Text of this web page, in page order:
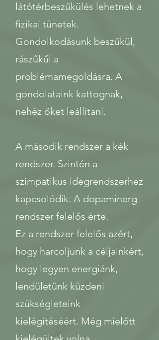
látótérbeszűkülés lehetnek a
fizikai tünetek.
Gondolkodásunk beszűkül,
rászűkűl a
problémamegoldásra. A
gondolataink kattognak,
nehéz őket leállítani.
A második rendszer a kék
rendszer. Szintén a
szimpatikus idegrendszerhez
kapcsolódik. A dopaminerg
rendszer felelős érte.
Ez a rendszer felelős azért,
hogy harcoljunk a céljainkért,
hogy legyen energiánk,
lendületünk küzdeni
szükségleteink
kielégítéséért. Még mielőtt